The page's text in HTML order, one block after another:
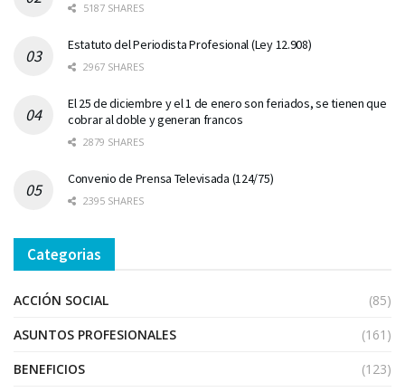
5187 SHARES
Estatuto del Periodista Profesional (Ley 12.908)
2967 SHARES
El 25 de diciembre y el 1 de enero son feriados, se tienen que
cobrar al doble y generan francos
2879 SHARES
Convenio de Prensa Televisada (124/75)
2395 SHARES
Categorias
ACCIÓN SOCIAL
(85)
ASUNTOS PROFESIONALES
(161)
BENEFICIOS
(123)